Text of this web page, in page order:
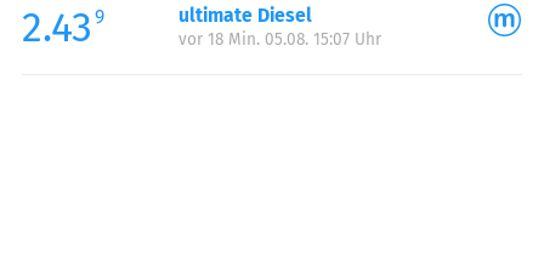
2.43 9 ultimate Diesel
vor 18 Min. 05.08. 15:07 Uhr